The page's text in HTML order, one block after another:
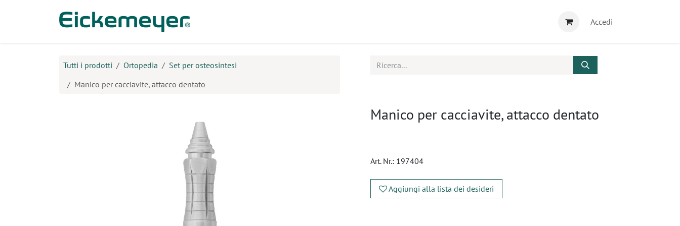
Accedi
Tutti i prodotti Ortopedia
Set per osteosintesi
Manico per cacciavite, attacco dentato
Manico per cacciavite, attacco dentato
Art. Nr.: 197404
Aggiungi alla lista dei desideri